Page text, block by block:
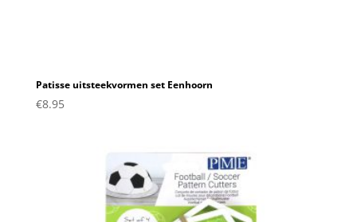
Patisse uitsteekvormen set Eenhoorn
€8.95